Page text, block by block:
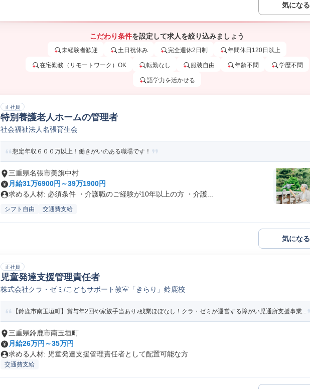
気になる
こだわり条件を設定して求人を絞り込みましょう
未経験者歓迎 土日祝休み 完全週休2日制 年間休日120日以上
在宅勤務（リモートワーク）OK 転勤なし 服装自由 年齢不問 学歴不問
語学力を活かせる
正社員
特別養護老人ホームの管理者
社会福祉法人名張育生会
想定年収６００万以上！働きがいのある職場です！
三重県名張市美旗中村
月給31万6900円～39万1900円
求める人材: 必須条件 ・介護職のご経験が10年以上の方 ・介護...
シフト自由 交通費支給
気になる
正社員
児童発達支援管理責任者
株式会社クラ・ゼミ/こどもサポート教室「きらり」鈴鹿校
【鈴鹿市南玉垣町】賞与年2回や家族手当あり♪残業ほぼなし！クラ・ゼミが運営する障がい児通所支援事業...
三重県鈴鹿市南玉垣町
月給26万円～35万円
求める人材: 児童発達支援管理責任者として配置可能な方
交通費支給